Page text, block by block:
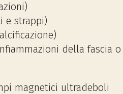
e strappi)
della fascia o
magnetici ultradeboli